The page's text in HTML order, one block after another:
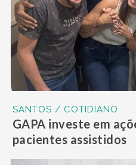
SANTOS / COTIDIANO
GAPA investe em
pacientes assistidos